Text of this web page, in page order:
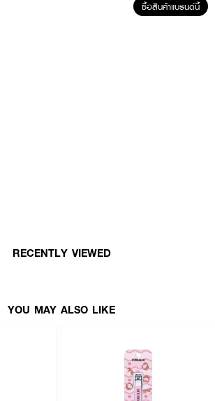
ซื้อสินค้าแบรนด์นี้
RECENTLY VIEWED
YOU MAY ALSO LIKE